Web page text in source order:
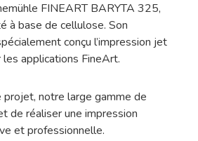
FINEART BARYTA 325,
à base de cellulose. Son
conçu l’impression jet
les applications FineArt.
notre large gamme de
de réaliser une impression
et professionnelle.
Sélection De
Tirage FineArt
Papiers Labellisés
Encadrements Et
Finitions